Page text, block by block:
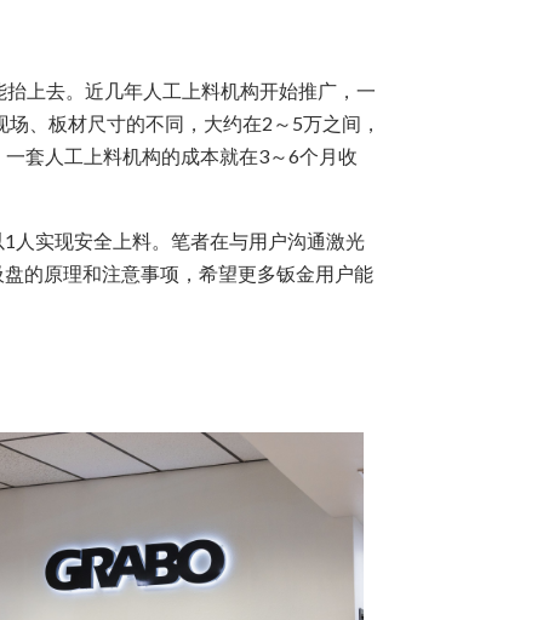
上去。近几年人工上料机构开始推广，一
、板材尺寸的不同，大约在2～5万之间，
套人工上料机构的成本就在3～6个月收
实现安全上料。笔者在与用户沟通激光
的原理和注意事项，希望更多钣金用户能